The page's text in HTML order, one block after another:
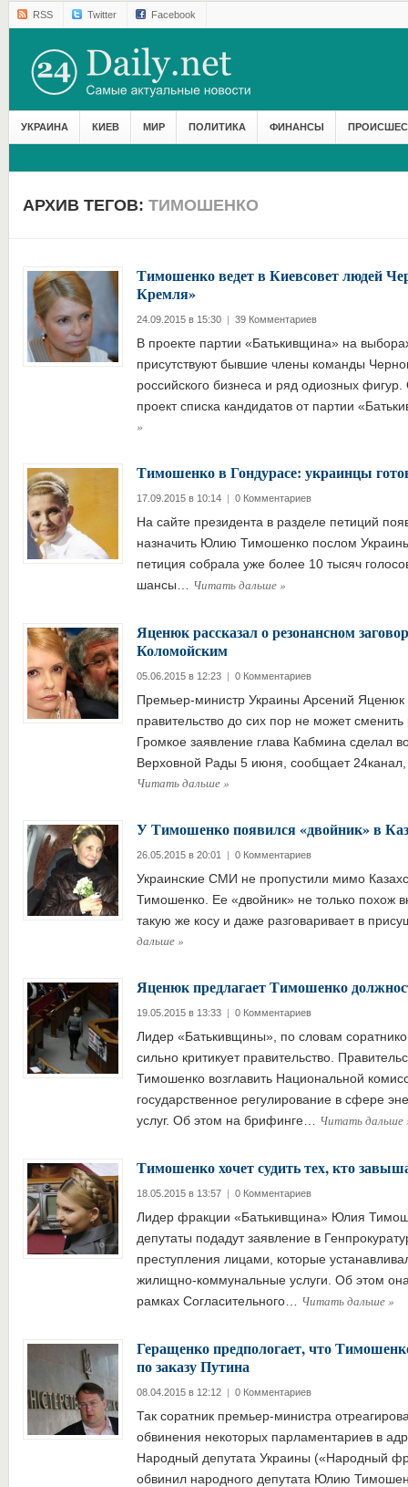
RSS Twitter Facebook
УКРАИНА КИЕВ МИР ПОЛИТИКА ФИНАНСЫ
АРХИВ ТЕГОВ: ТИМОШЕНКО
Тимошенко ведет в Киевсовет людей
Кремля»
24.09.2015 в 15:30 | 39 Комментариев
В проекте партии «Батькивщина» на
присутствуют бывшие члены команды
российского бизнеса и ряд одиозных фигур.
проект списка кандидатов от партии
»
Тимошенко в Гондурасе: украинцы
17.09.2015 в 10:14 | 0 Комментариев
На сайте президента в разделе петиций
назначить Юлию Тимошенко послом
петиция собрала уже более 10 тысяч
шансы… Читать дальше»
Яценюк рассказал о резонансном
Коломойским
05.06.2015 в 12:23 | 0 Комментариев
Премьер-министр Украины Арсений Яценюк
правительство до сих пор не может
Громкое заявление глава Кабмина сделал
Верховной Рады 5 июня, сообщает
Читать дальше»
У Тимошенко появился «двойник» в
26.05.2015 в 20:01 | 0 Комментариев
Украинские СМИ не пропустили мимо
Тимошенко. Ее «двойник» не только похож
такую же косу и даже разговаривает в
дальше»
Яценюк предлагает Тимошенко
19.05.2015 в 13:33 | 0 Комментариев
Лидер «Батькивщины», по словам
сильно критикует правительство.
Тимошенко возглавить Национальной
государственное регулирование в сфере
услуг. Об этом на брифинге… Читать дальше
Тимошенко хочет судить тех, кто
18.05.2015 в 13:57 | 0 Комментариев
Лидер фракции «Батькивщина» Юлия
депутаты подадут заявление в
преступления лицами, которые
жилищно-коммунальные услуги. Об этом
рамках Согласительного… Читать дальше»
Геращенко предпологает, что
по заказу Путина
08.04.2015 в 12:12 | 0 Комментариев
Так соратник премьер-министра
обвинения некоторых парламентариев в
Народный депутата Украины («Народный
обвинил народного депутата Юлию